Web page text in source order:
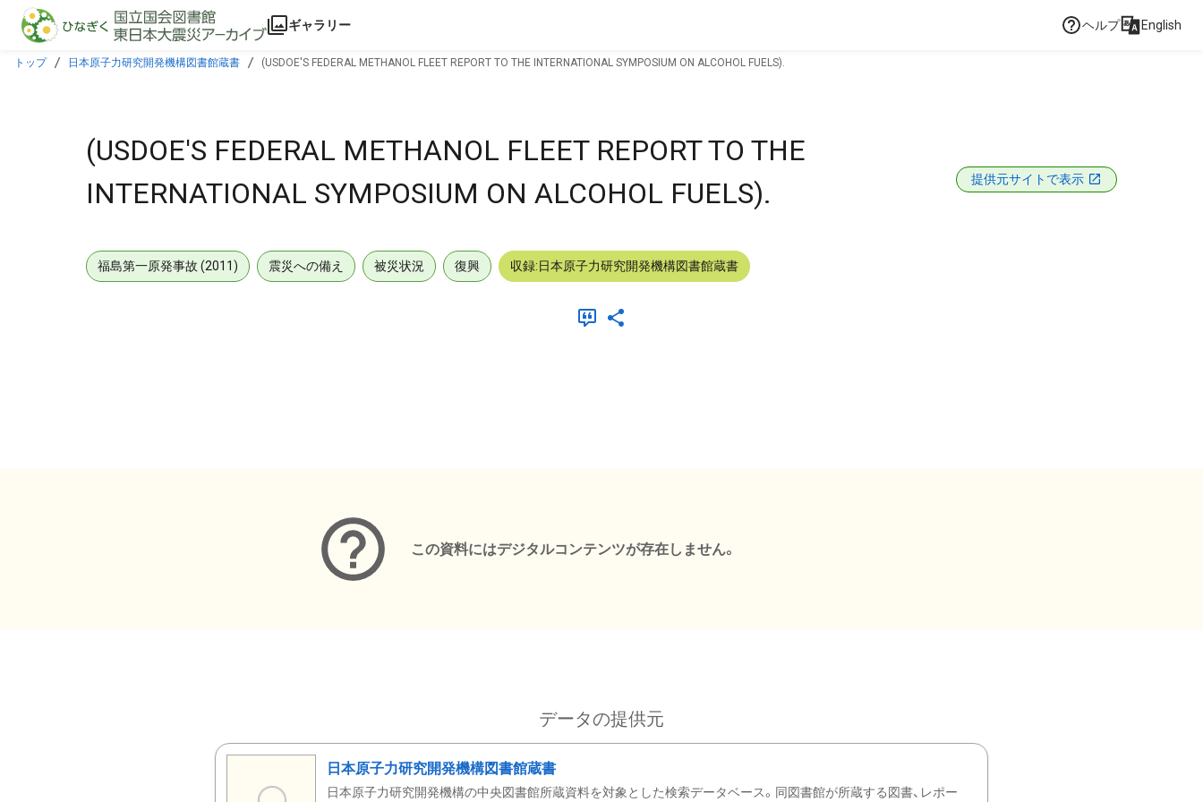
本文に飛ぶ
ギャラリー ヘルプ English
トップ 日本原子力研究開発機構図書館蔵書 (USDOE'S FEDERAL METHANOL FLEET REPORT TO THE INTERNATIONAL SYMPOSIUM ON ALCOHOL FUELS).
(USDOE'S FEDERAL METHANOL FLEET REPORT TO THE
INTERNATIONAL SYMPOSIUM ON ALCOHOL FUELS).
提供元サイトで表示
福島第一原発事故 (2011) 震災への備え 被災状況 復興 収録:日本原子力研究開発機構図書館蔵書
この資料にはデジタルコンテンツが存在しません。
データの提供元
日本原子力研究開発機構図書館蔵書
日本原子力研究開発機構の中央図書館所蔵資料を対象とした検索データベース。同図書館が所蔵する図書、レポー